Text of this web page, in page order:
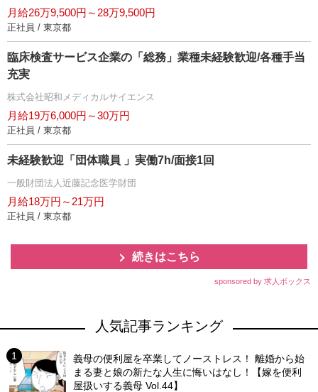
月給26万9,500円～28万9,500円
正社員 / 東京都
臨床検査サービス企業の「総務」業種未経験歓迎/各種手当
充実
株式会社昭和メディカルサイエンス
月給19万6,000円～30万円
正社員 / 東京都
未経験歓迎「団体職員 」実働7h/面接1回
一般財団法人近藤記念医学財団
月給18万円～21万円
正社員 / 東京都
続きはこちら
sponsored by 求人ボックス
人気記事ランキング
義母の便利屋を卒業してノーストレス！ 離婚から始
まる妻と娘の新たな人生に悔いはなし！【嫁を便利
屋扱いする義母 Vol.44】